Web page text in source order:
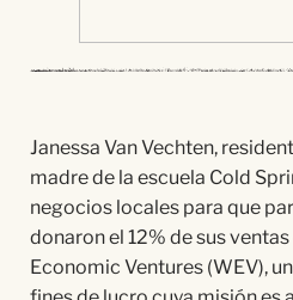
Janessa Van Vechten,
madre de la escuela Cold
negocios locales para que
donaron el 12% de sus
Economic Ventures (WEV),